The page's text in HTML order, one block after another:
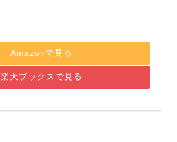
Amazonで見る
楽天ブックスで見る